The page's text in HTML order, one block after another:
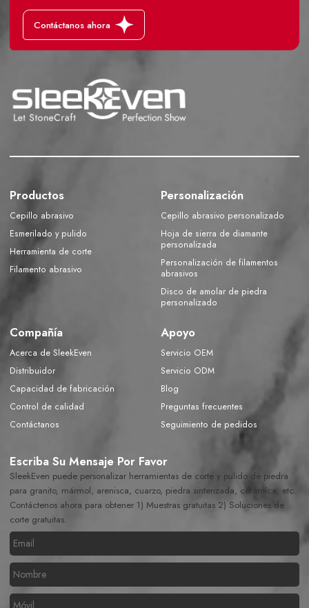
Contáctanos ahora
Productos
Cepillo abrasivo
Esmerilado y pulido
Herramienta de corte
Filamento abrasivo
Personalización
Cepillo abrasivo personalizado
Hoja de sierra de diamante
personalizada
Personalización de filamentos
abrasivos
Disco de amolar de piedra
personalizado
Compañía
Acerca de SleekEven
Distribuidor
Capacidad de fabricación
Control de calidad
Contáctanos
Apoyo
Servicio OEM
Servicio ODM
Blog
Preguntas frecuentes
Seguimiento de pedidos
Escriba Su Mensaje Por Favor
SleekEven puede personalizar herramientas de corte y pulido de piedra
para granito, mármol, arenisca, cuarzo, piedra sinterizada, cerámica, etc.
Contáctenos ahora para obtener 1) Muestras gratuitas 2) Soluciones de
corte gratuitas.